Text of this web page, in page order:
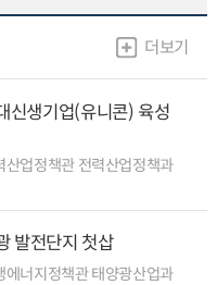
더보기
신생기업(유니콘) 육성
업정책관 전력산업정책과
발전단지 첫삽
너지정책관 태양광산업과